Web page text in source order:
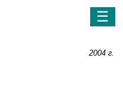
☰
2004 г.